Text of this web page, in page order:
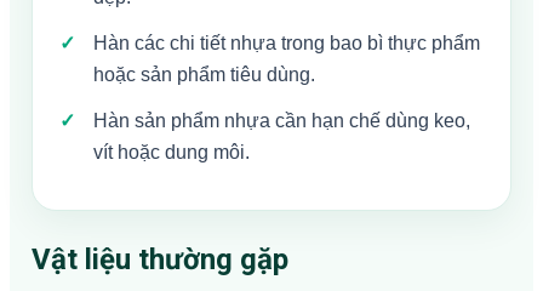
Hàn các chi tiết nhựa trong bao bì thực phẩm
hoặc sản phẩm tiêu dùng.
Hàn sản phẩm nhựa cần hạn chế dùng keo,
vít hoặc dung môi.
Vật liệu thường gặp